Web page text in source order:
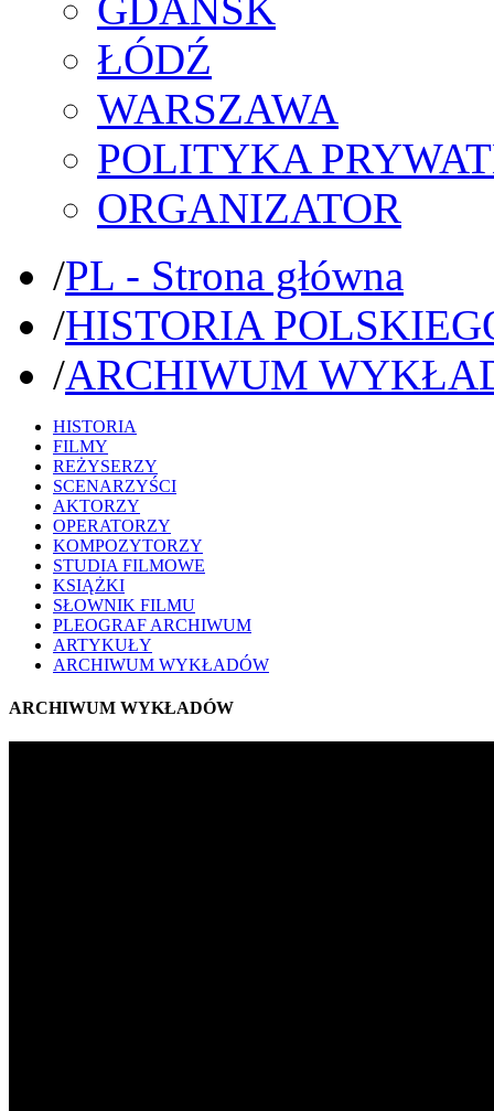
ŁÓDŹ
WARSZAWA
POLITYKA
ORGANIZATOR
/PL - Strona główna
/HISTORIA
/ARCHIWUM
HISTORIA
FILMY
REŻYSERZY
SCENARZYŚCI
AKTORZY
OPERATORZY
KOMPOZYTORZY
STUDIA FILMOWE
KSIĄŻKI
SŁOWNIK FILMU
PLEOGRAF ARCHIWUM
ARTYKUŁY
ARCHIWUM WYKŁADÓW
ARCHIWUM WYKŁADÓW